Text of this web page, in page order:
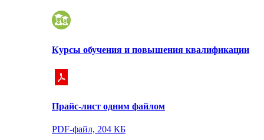
Курсы обучения и повышения квалификации
Прайс-лист одним файлом
PDF-файл, 204 КБ